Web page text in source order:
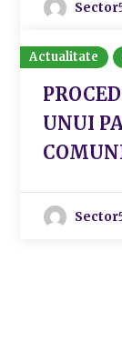
Actualitate
UNUI